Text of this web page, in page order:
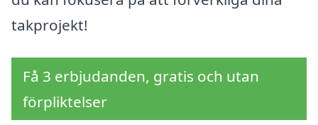
takprojekt!
Få 3 erbjudanden, gratis och utan
förpliktelser